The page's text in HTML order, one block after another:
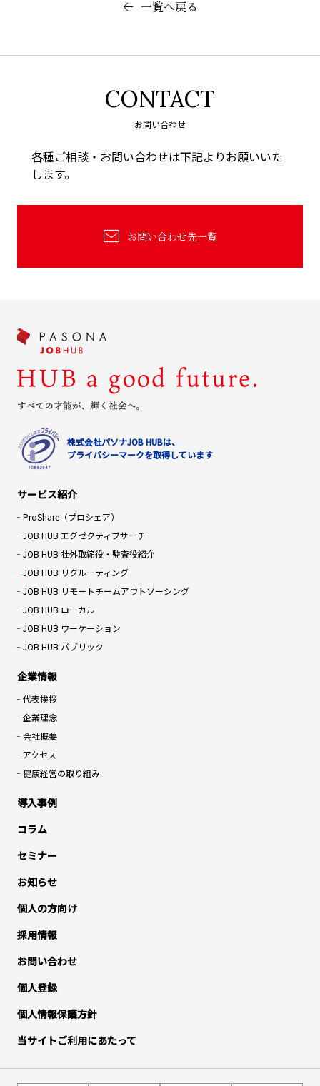
一覧へ戻る
CONTACT
お問い合わせ
各種ご相談・お問い合わせは下記よりお願いいた
します。
お問い合わせ先一覧
株式会社パソナJOB HUBは、
プライバシーマークを取得しています
サービス紹介
ProShare（プロシェア）
JOB HUB エグゼクティブサーチ
JOB HUB 社外取締役・監査役紹介
JOB HUB リクルーティング
JOB HUB リモートチームアウトソーシング
JOB HUB ローカル
JOB HUB ワーケーション
JOB HUB パブリック
企業情報
代表挨拶
企業理念
会社概要
アクセス
健康経営の取り組み
導入事例
コラム
セミナー
お知らせ
個人の方向け
採用情報
お問い合わせ
個人登録
個人情報保護方針
当サイトご利用にあたって